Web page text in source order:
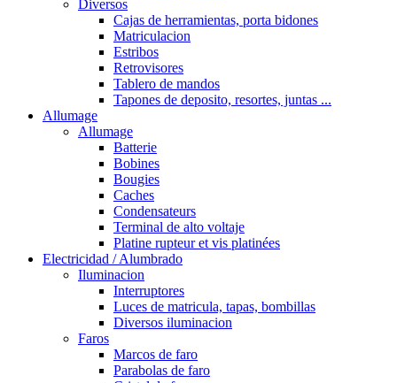
Diversos
Cajas de herramientas, porta bidones
Matriculacion
Estribos
Retrovisores
Tablero de mandos
Tapones de deposito, resortes, juntas ...
Allumage
Allumage
Batterie
Bobines
Bougies
Caches
Condensateurs
Terminal de alto voltaje
Platine rupteur et vis platinées
Electricidad / Alumbrado
Iluminacion
Interruptores
Luces de matricula, tapas, bombillas
Diversos iluminacion
Faros
Marcos de faro
Parabolas de faro